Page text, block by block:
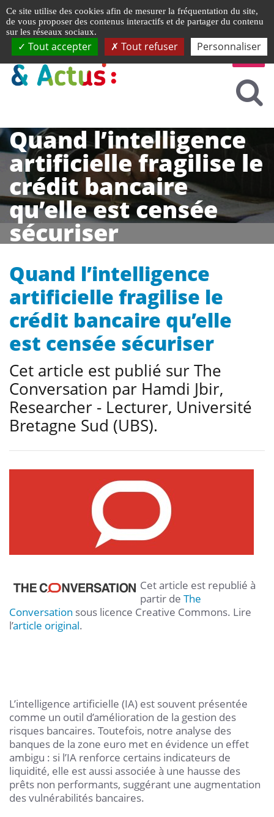
Quand l’intelligence
artificielle fragilise le
crédit bancaire
qu’elle est censée
sécuriser
Quand l’intelligence
artificielle fragilise le
crédit bancaire qu’elle
est censée sécuriser
Cet article est publié sur The
Conversation par Hamdi Jbir,
Researcher - Lecturer, Université
Bretagne Sud (UBS).
Cet article est republié à
partir de The
Conversation sous licence Creative Commons. Lire
l’article original.
L’intelligence artificielle (IA) est souvent présentée
comme un outil d’amélioration de la gestion des
risques bancaires. Toutefois, notre analyse des
banques de la zone euro met en évidence un effet
ambigu : si l’IA renforce certains indicateurs de
liquidité, elle est aussi associée à une hausse des
prêts non performants, suggérant une augmentation
des vulnérabilités bancaires.
Ce site utilise des cookies afin de mesurer la fréquentation du site,
de vous proposer des contenus interactifs et de partager du contenu
sur les réseaux sociaux.
Tout accepter Tout refuser Personnaliser